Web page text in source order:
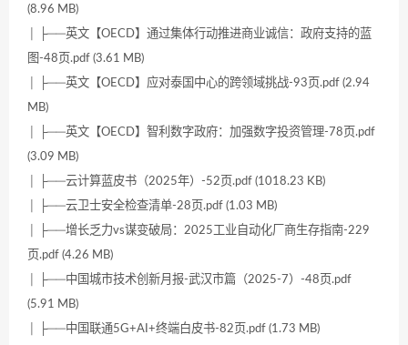
(8.96 MB)
│ ├──英文【OECD】通过集体行动推进商业诚信：政府支持的蓝
图-48页.pdf (3.61 MB)
│ ├──英文【OECD】应对泰国中心的跨领域挑战-93页.pdf (2.94
MB)
│ ├──英文【OECD】智利数字政府：加强数字投资管理-78页.pdf
(3.09 MB)
│ ├──云计算蓝皮书（2025年）-52页.pdf (1018.23 KB)
│ ├──云卫士安全检查清单-28页.pdf (1.03 MB)
│ ├──增长乏力vs谋变破局：2025工业自动化厂商生存指南-229
页.pdf (4.26 MB)
│ ├──中国城市技术创新月报-武汉市篇（2025-7）-48页.pdf
(5.91 MB)
│ ├──中国联通5G+AI+终端白皮书-82页.pdf (1.73 MB)